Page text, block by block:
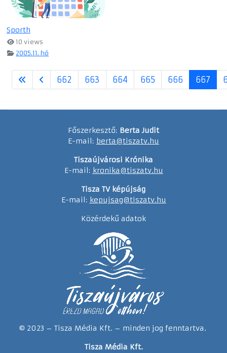
Sporth
10 views
2005.11. hó
662 663 664 665 666 667
Főszerkesztő: Berta Judit
E-mail: berta@tiszatv.hu
Tiszaújvárosi Krónika
E-mail: kronika@tiszatv.hu
Tisza TV képújság
E-mail: kepujsag@tiszatv.hu
Közérdekű adatok
© 2023 – Tisza Média Kft. – minden jog fenntartva.
Tisza Média Kft.